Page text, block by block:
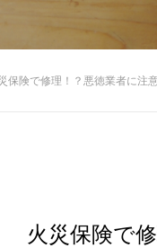
保険で修理！？悪徳業者に注意
火災保険で